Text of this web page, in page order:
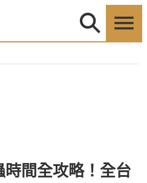
間全攻略！全台